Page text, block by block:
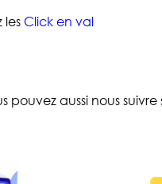
les Click en val
pouvez aussi nous